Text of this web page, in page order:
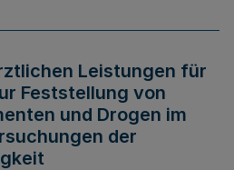
Leistungen für
Feststellung von
und Drogen im
der